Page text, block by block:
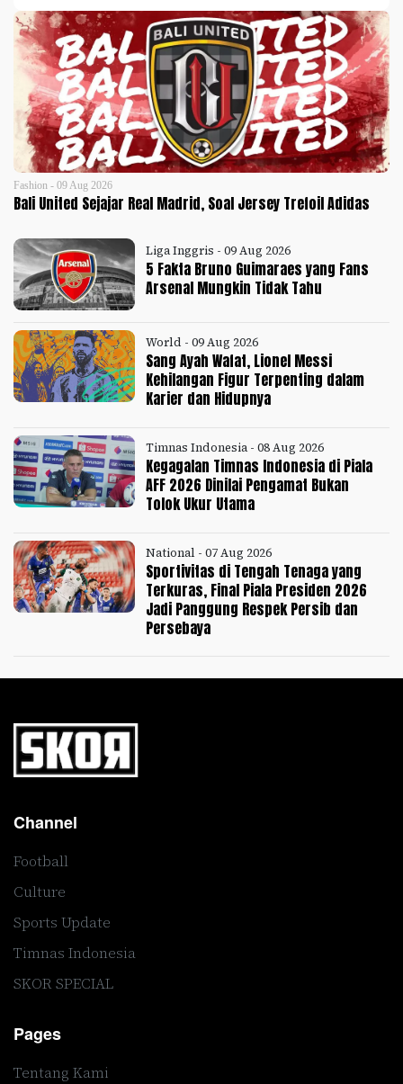
Fashion - 09 Aug 2026
Bali United Sejajar Real Madrid, Soal Jersey Trefoil Adidas
Liga Inggris - 09 Aug 2026
5 Fakta Bruno Guimaraes yang Fans
Arsenal Mungkin Tidak Tahu
World - 09 Aug 2026
Sang Ayah Wafat, Lionel Messi
Kehilangan Figur Terpenting dalam
Karier dan Hidupnya
Timnas Indonesia - 08 Aug 2026
Kegagalan Timnas Indonesia di Piala
AFF 2026 Dinilai Pengamat Bukan
Tolok Ukur Utama
National - 07 Aug 2026
Sportivitas di Tengah Tenaga yang
Terkuras, Final Piala Presiden 2026
Jadi Panggung Respek Persib dan
Persebaya
Channel
Football
Culture
Sports Update
Timnas Indonesia
SKOR SPECIAL
Pages
Tentang Kami